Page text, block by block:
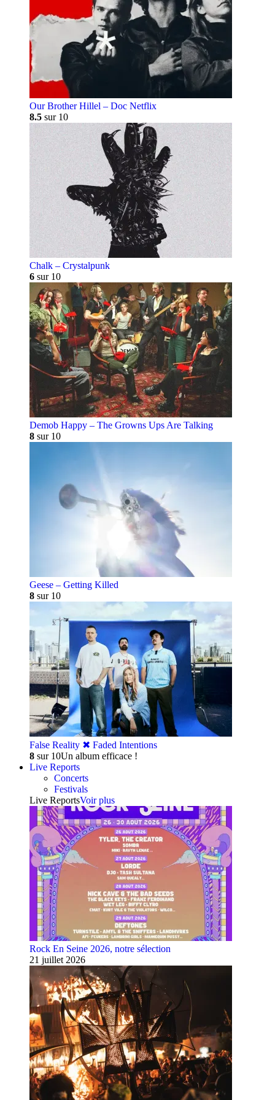
Our Brother Hillel – Doc Netflix
8.5 sur 10
Chalk – Crystalpunk
6 sur 10
Demob Happy – The Growns Ups Are Talking
8 sur 10
Geese – Getting Killed
8 sur 10
False Reality ✖︎ Faded Intentions
8 sur 10Un album efficace !
Live Reports
Concerts
Festivals
Live ReportsVoir plus
Rock En Seine 2026, notre sélection
21 juillet 2026